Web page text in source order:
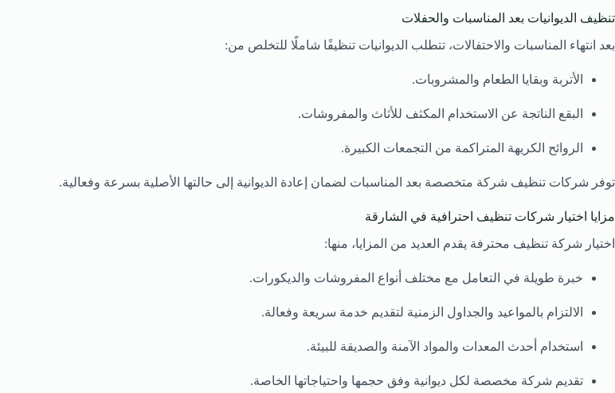
تنظيف الديوانيات بعد المناسبات والحفلات
بعد انتهاء المناسبات والاحتفالات، تتطلب الديوانيات تنظيفًا شاملًا للتخلص من:
الأتربة وبقايا الطعام والمشروبات.
البقع الناتجة عن الاستخدام المكثف للأثاث والمفروشات.
الروائح الكريهة المتراكمة من التجمعات الكبيرة.
توفر شركات تنظيف شركة متخصصة بعد المناسبات لضمان إعادة الديوانية إلى حالتها الأصلية بسرعة وفعالية.
مزايا اختيار شركات تنظيف احترافية في الشارقة
اختيار شركة تنظيف محترفة يقدم العديد من المزايا، منها:
خبرة طويلة في التعامل مع مختلف أنواع المفروشات والديكورات.
الالتزام بالمواعيد والجداول الزمنية لتقديم خدمة سريعة وفعالة.
استخدام أحدث المعدات والمواد الآمنة والصديقة للبيئة.
تقديم شركة مخصصة لكل ديوانية وفق حجمها واحتياجاتها الخاصة.